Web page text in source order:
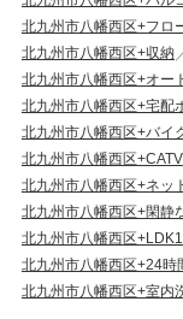
北九州市八幡西区+フロ
北九州市八幡西区+収納
北九州市八幡西区+オー
北九州市八幡西区+宅配
北九州市八幡西区+バイ
北九州市八幡西区+CATV
北九州市八幡西区+ネッ
北九州市八幡西区+閑静
北九州市八幡西区
北九州市八幡西区+24時
北九州市八幡西区+室内